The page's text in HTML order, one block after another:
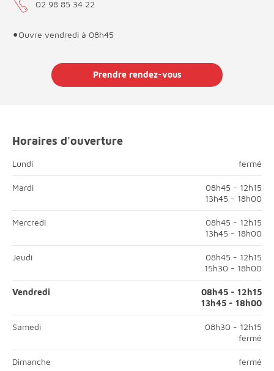
02 98 85 34 22
•Ouvre vendredi à 08h45
Prendre rendez-vous
Horaires d'ouverture
Lundi fermé
fermé
Mardi
08h45 - 12h15
13h45 - 18h00
Mercredi
08h45 - 12h15
13h45 - 18h00
Jeudi
08h45 - 12h15
15h30 - 18h00
Vendredi
08h45 - 12h15
13h45 - 18h00
Samedi
08h30 - 12h15
fermé
Dimanche fermé
fermé